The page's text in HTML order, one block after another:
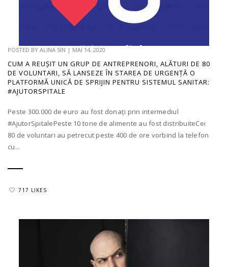
POSTED BY ALINA SIN | MAI 14, 2020
CUM A REUȘIT UN GRUP DE ANTREPRENORI, ALĂTURI DE 80
DE VOLUNTARI, SĂ LANSEZE ÎN STAREA DE URGENȚĂ O
PLATFORMĂ UNICĂ DE SPRIJIN PENTRU SISTEMUL SANITAR:
#AJUTORSPITALE
Peste 300.000 de euro au fost donați prin intermediul
#AjutorSpitalePeste 10 tone de alimente au fost distribuiteCei
80 de voluntari au petrecut peste 400 de ore vorbind la telefon
cu...
717 LIKES